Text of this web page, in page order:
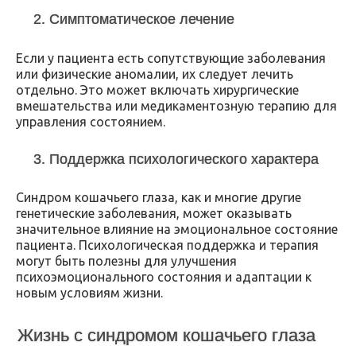
2. Симптоматическое лечение
Если у пациента есть сопутствующие заболевания
или физические аномалии, их следует лечить
отдельно. Это может включать хирургические
вмешательства или медикаментозную терапию для
управления состоянием.
3. Поддержка психологического характера
Синдром кошачьего глаза, как и многие другие
генетические заболевания, может оказывать
значительное влияние на эмоциональное состояние
пациента. Психологическая поддержка и терапия
могут быть полезны для улучшения
психоэмоционального состояния и адаптации к
новым условиям жизни.
Жизнь с синдромом кошачьего глаза